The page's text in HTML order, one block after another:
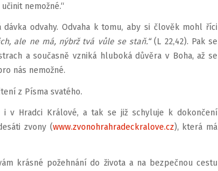
nemožné.“
odvahy. Odvaha k tomu, aby si člověk mohl říci
ale ne má, nýbrž tvá vůle se staň.“(L 22,42). Pak se
a současně vzniká hluboká důvěra v Boha, až se
nás nemožné.
z Písma svatého.
i v Hradci Králové, a tak se již schyluje k dokončení
zvony (www.zvonohrahradeckralove.cz), která má
krásné požehnání do života a na bezpečnou cestu